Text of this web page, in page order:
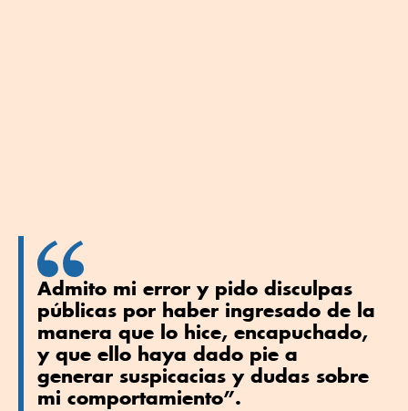
Admito mi error y pido disculpas
públicas por haber ingresado de la
manera que lo hice, encapuchado,
y que ello haya dado pie a
generar suspicacias y dudas sobre
mi comportamiento”.